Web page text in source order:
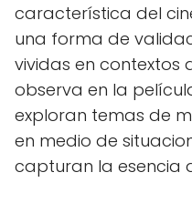
característica del
una forma de
vividas en contextos
observa en la
exploran temas de
en medio de
capturan la esencia